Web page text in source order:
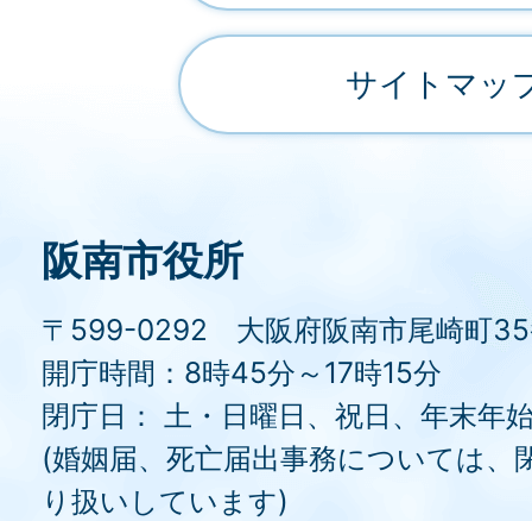
サイトマッ
阪南市役所
〒599-0292 大阪府阪南市尾崎町35
開庁時間：8時45分～17時15分
閉庁日： 土・日曜日、祝日、年末年
(婚姻届、死亡届出事務については、
り扱いしています)